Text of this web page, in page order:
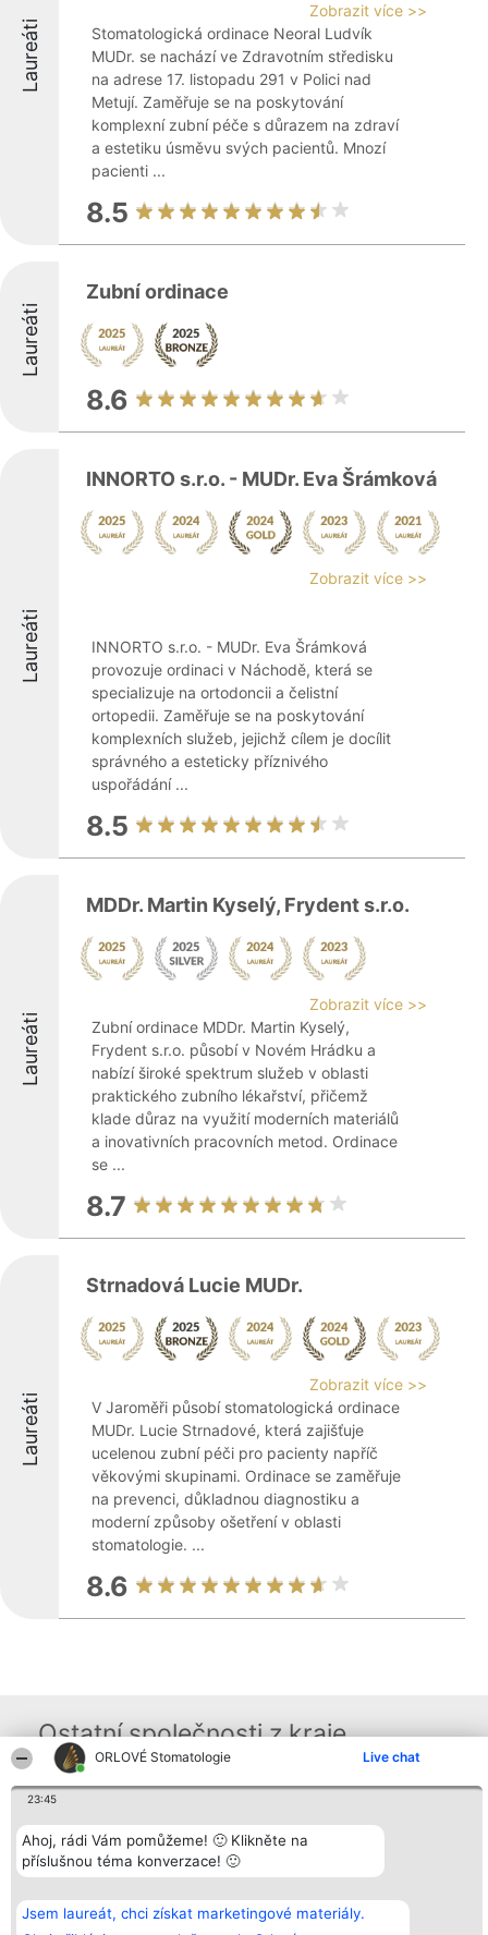
ORLOVÉ Stomatologie Live chat
23:45
Ahoj, rádi Vám pomůžeme! 🙂 Klikněte na
příslušnou téma konverzace! 🙂
Jsem laureát, chci získat marketingové materiály.
Laureáti
Zobrazit více >>
Stomatologická ordinace Neoral Ludvík
MUDr. se nachází ve Zdravotním středisku
na adrese 17. listopadu 291 v Polici nad
Metují. Zaměřuje se na poskytování
komplexní zubní péče s důrazem na zdraví
a estetiku úsměvu svých pacientů. Mnozí
pacienti ...
8.5
Laureáti
Zubní ordinace
8.6
Laureáti
INNORTO s.r.o. - MUDr. Eva Šrámková
Zobrazit více >>
INNORTO s.r.o. - MUDr. Eva Šrámková
provozuje ordinaci v Náchodě, která se
specializuje na ortodoncii a čelistní
ortopedii. Zaměřuje se na poskytování
komplexních služeb, jejichž cílem je docílit
správného a esteticky příznivého
uspořádání ...
8.5
Laureáti
MDDr. Martin Kyselý, Frydent s.r.o.
Zobrazit více >>
Zubní ordinace MDDr. Martin Kyselý,
Frydent s.r.o. působí v Novém Hrádku a
nabízí široké spektrum služeb v oblasti
praktického zubního lékařství, přičemž
klade důraz na využití moderních materiálů
a inovativních pracovních metod. Ordinace
se ...
8.7
Laureáti
Strnadová Lucie MUDr.
Zobrazit více >>
V Jaroměři působí stomatologická ordinace
MUDr. Lucie Strnadové, která zajišťuje
ucelenou zubní péči pro pacienty napříč
věkovými skupinami. Ordinace se zaměřuje
na prevenci, důkladnou diagnostiku a
moderní způsoby ošetření v oblasti
stomatologie. ...
8.6
Ostatní společnosti z kraje
Organizátor hlasování
o. sp. k.
ul. Ruska 22
Wrocław 50-079
381313360 | NIP 8943132676
Seznam všech
laureátů
Zásady
Zásady
ochrany